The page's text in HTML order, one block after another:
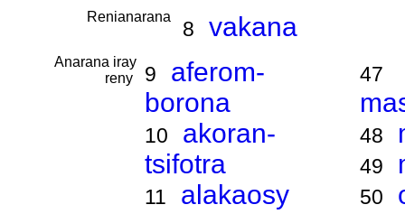
Renianarana
8 vakana
Anarana iray
reny
9
aferom-
borona
10
akoran-
tsifotra
11 alakaosy
47
48
49
50